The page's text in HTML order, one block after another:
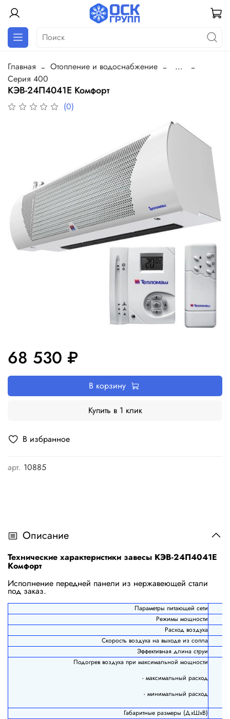
Главная Отопление и водоснабжение
...
Серия 400
КЭВ-24П4041Е Комфорт
(0)
В избранное
арт. 10885
68 530 ₽
В корзину
Купить в 1 клик
Описание
Технические характеристики завесы КЭВ-24П4041Е
Комфорт
Исполнение передней панели из нержавеющей стали
под заказ.
Параметры питающей сети
Режимы мощности
Расход воздуха
Скорость воздуха на выходе из сопла
Эффективная длина струи
Подогрев воздуха при максимальной мощности
- максимальный расход
- минимальный расход
Габаритные размеры (ДхШхВ)